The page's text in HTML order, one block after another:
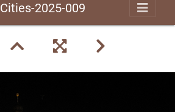
Cities-2025-009